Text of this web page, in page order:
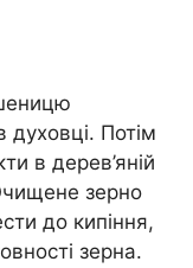
духовці. Потім
в дерев’яній
зерно
до кипіння,
зерна.